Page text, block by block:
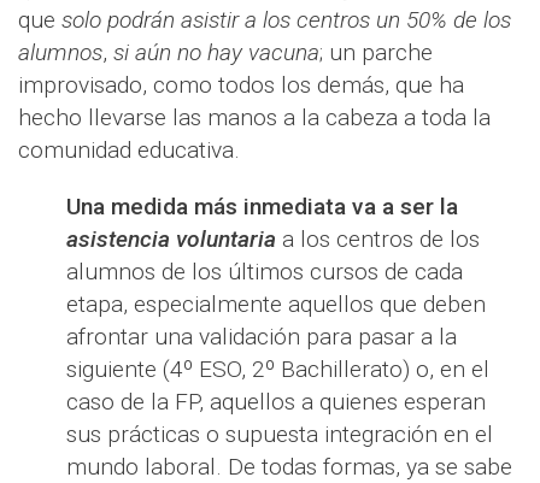
que solo podrán asistir a los centros un 50% de los
alumnos, si aún no hay vacuna; un parche
improvisado, como todos los demás, que ha
hecho llevarse las manos a la cabeza a toda la
comunidad educativa.
Una medida más inmediata va a ser la
asistencia voluntaria a los centros de los
alumnos de los últimos cursos de cada
etapa, especialmente aquellos que deben
afrontar una validación para pasar a la
siguiente (4º ESO, 2º Bachillerato) o, en el
caso de la FP, aquellos a quienes esperan
sus prácticas o supuesta integración en el
mundo laboral. De todas formas, ya se sabe